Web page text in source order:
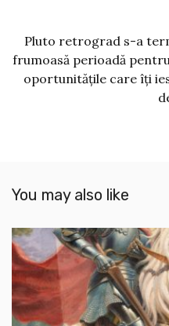
Pluto retrograd s-a
frumoasă perioadă
oportunitățile care îți
You may also like